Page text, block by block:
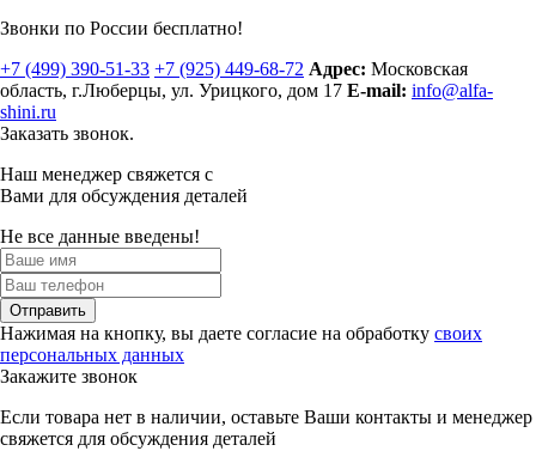
Звонки по России бесплатно!
+7 (499) 390-51-33 +7 (925) 449-68-72 Адрес: Московская
область, г.Люберцы, ул. Урицкого, дом 17 E-mail: info@alfa-
shini.ru
Заказать звонок.
Наш менеджер свяжется с
Вами для обсуждения деталей
Не все данные введены!
Отправить
Нажимая на кнопку, вы даете согласие на обработку своих
персональных данных
Закажите звонок
Если товара нет в наличии, оставьте Ваши контакты и менеджер
свяжется для обсуждения деталей